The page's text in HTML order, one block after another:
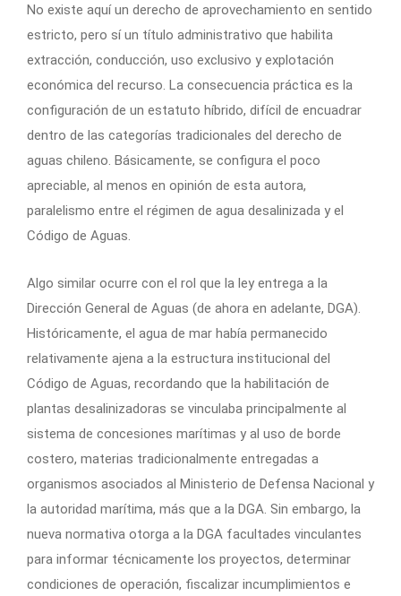
No existe aquí un derecho de aprovechamiento en sentido
estricto, pero sí un título administrativo que habilita
extracción, conducción, uso exclusivo y explotación
económica del recurso. La consecuencia práctica es la
configuración de un estatuto híbrido, difícil de encuadrar
dentro de las categorías tradicionales del derecho de
aguas chileno. Básicamente, se configura el poco
apreciable, al menos en opinión de esta autora,
paralelismo entre el régimen de agua desalinizada y el
Código de Aguas.
Algo similar ocurre con el rol que la ley entrega a la
Dirección General de Aguas (de ahora en adelante, DGA).
Históricamente, el agua de mar había permanecido
relativamente ajena a la estructura institucional del
Código de Aguas, recordando que la habilitación de
plantas desalinizadoras se vinculaba principalmente al
sistema de concesiones marítimas y al uso de borde
costero, materias tradicionalmente entregadas a
organismos asociados al Ministerio de Defensa Nacional y
la autoridad marítima, más que a la DGA. Sin embargo, la
nueva normativa otorga a la DGA facultades vinculantes
para informar técnicamente los proyectos, determinar
condiciones de operación, fiscalizar incumplimientos e